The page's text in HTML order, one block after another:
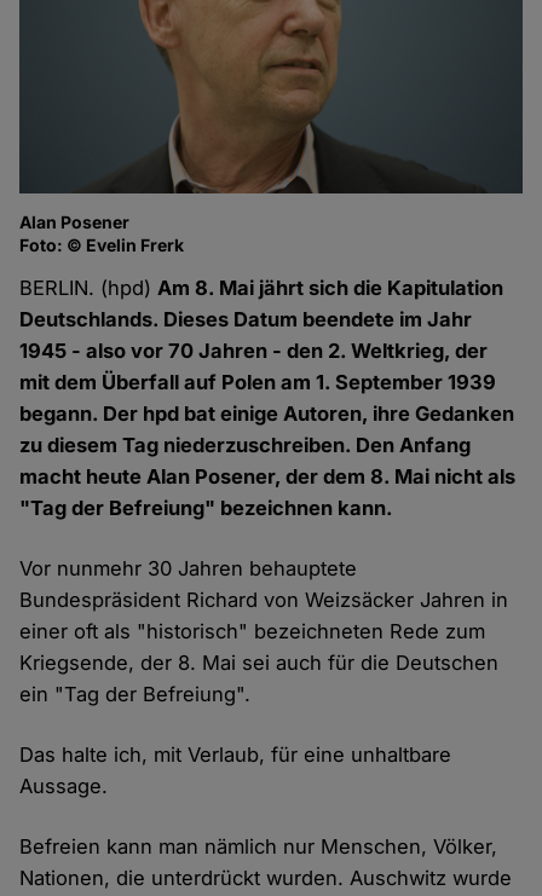
Alan Posener
Foto: © Evelin Frerk
BERLIN. (hpd)Am 8. Mai jährt sich die Kapitulation
Deutschlands. Dieses Datum beendete im Jahr
1945 - also vor 70 Jahren - den 2. Weltkrieg, der
mit dem Überfall auf Polen am 1. September 1939
begann. Der hpd bat einige Autoren, ihre Gedanken
zu diesem Tag niederzuschreiben. Den Anfang
macht heute Alan Posener, der dem 8. Mai nicht als
"Tag der Befreiung" bezeichnen kann.
Vor nunmehr 30 Jahren behauptete
Bundespräsident Richard von Weizsäcker Jahren in
einer oft als "historisch" bezeichneten Rede zum
Kriegsende, der 8. Mai sei auch für die Deutschen
ein "Tag der Befreiung".
Das halte ich, mit Verlaub, für eine unhaltbare
Aussage.
Befreien kann man nämlich nur Menschen, Völker,
Nationen, die unterdrückt wurden. Auschwitz wurde